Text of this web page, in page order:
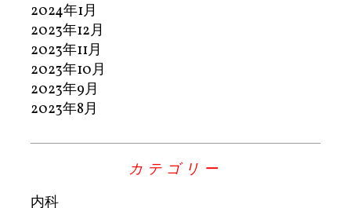
2024年1月
2023年12月
2023年11月
2023年10月
2023年9月
2023年8月
カテゴリー
内科